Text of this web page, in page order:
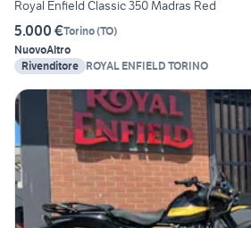
Royal Enfield Classic 350 Madras Red
5.000 €Torino(TO)
NuovoAltro
Rivenditore ROYAL ENFIELD TORINO